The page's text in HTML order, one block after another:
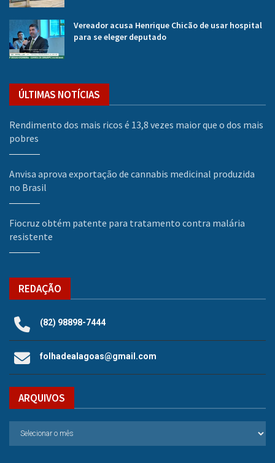
Vereador acusa Henrique Chicão de usar hospital
para se eleger deputado
ÚLTIMAS NOTÍCIAS
Rendimento dos mais ricos é 13,8 vezes maior que o dos mais
pobres
Anvisa aprova exportação de cannabis medicinal produzida
no Brasil
Fiocruz obtém patente para tratamento contra malária
resistente
REDAÇÃO
(82) 98898-7444
folhadealagoas@gmail.com
ARQUIVOS